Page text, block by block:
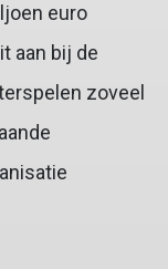
euro
aan bij de
zoveel